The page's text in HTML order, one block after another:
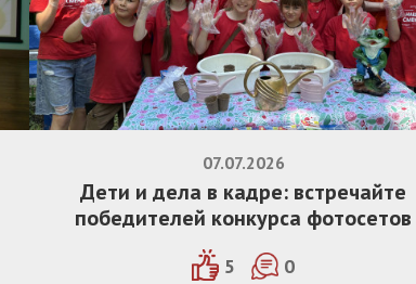
Дети и дела в кадре: встречайте
победителей конкурса фотосетов
07.07.2026
5 0